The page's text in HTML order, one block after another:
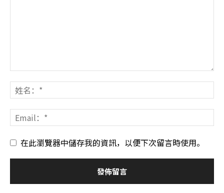
在此瀏覽器中儲存我的資訊，以便下次留言時使用。